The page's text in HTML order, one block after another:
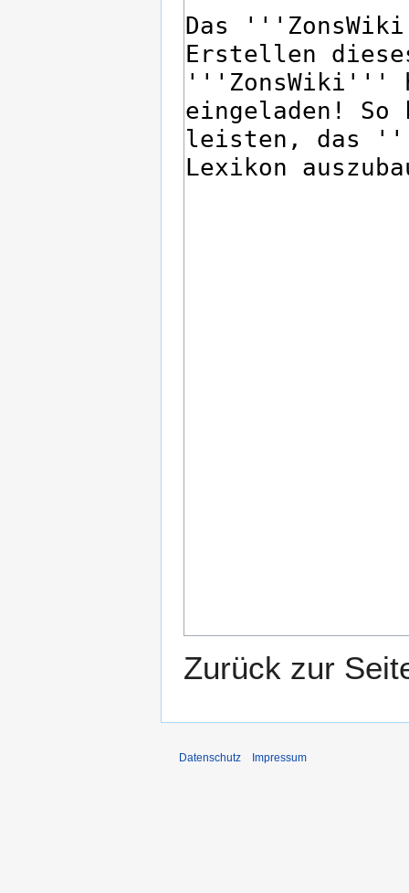
Zurück zur
Datenschutz Impressum